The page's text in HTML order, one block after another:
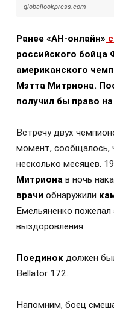
globallookpress.com
Ранее «АН-онлайн»
российского бойца
американского
Мэтта Митриона.
получил бы право
Встречу двух
момент, сообщалось,
несколько месяцев.
Митриона в ночь
врачи обнаружили
Емельяненко пожелал
выздоровления.
Поединок должен
Bellator 172.
Напомним, боец